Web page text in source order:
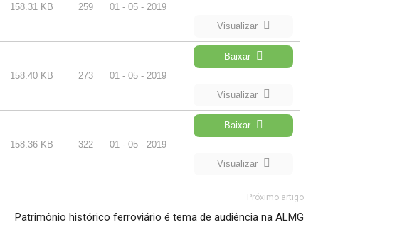
158.31 KB 259 01 - 05 - 2019
Visualizar
158.40 KB 273 01 - 05 - 2019
Baixar
Visualizar
158.36 KB 322 01 - 05 - 2019
Baixar
Visualizar
Próximo artigo
Patrimônio histórico ferroviário é tema de audiência na ALMG